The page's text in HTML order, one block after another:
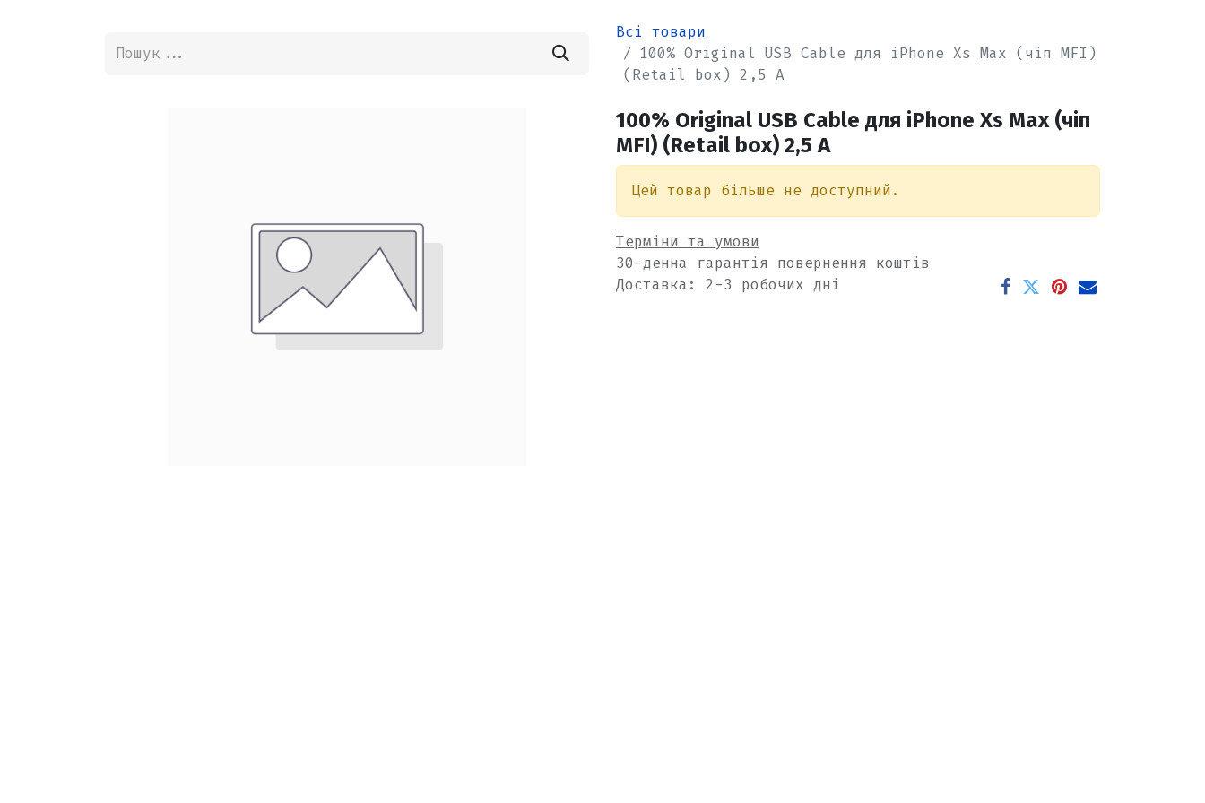
Всі товари
100% Original USB Cable для iPhone Хs Max (чіп MFI)
(Retail box) 2,5 А
100% Original USB Cable для iPhone Хs Max (чіп
MFI) (Retail box) 2,5 А
Цей товар більше не доступний.
Терміни та умови
30-денна гарантія повернення коштів
Доставка: 2-3 робочих дні